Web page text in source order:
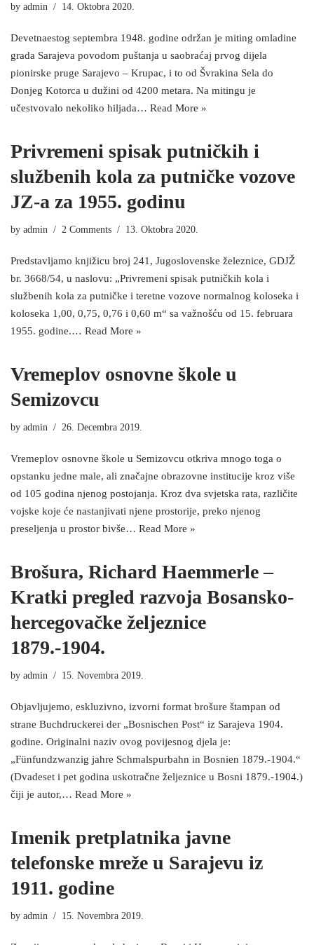
by admin 14. Oktobra 2020.
Devetnaestog septembra 1948. godine održan je miting omladine
grada Sarajeva povodom puštanja u saobraćaj prvog dijela
pionirske pruge Sarajevo – Krupac, i to od Švrakina Sela do
Donjeg Kotorca u dužini od 4200 metara. Na mitingu je
učestvovalo nekoliko hiljada… Read More »
Privremeni spisak putničkih i
službenih kola za putničke vozove
JZ-a za 1955. godinu
by admin 2 Comments 13. Oktobra 2020.
Predstavljamo knjižicu broj 241, Jugoslovenske železnice, GDJŽ
br. 3668/54, u naslovu: „Privremeni spisak putničkih kola i
službenih kola za putničke i teretne vozove normalnog koloseka i
koloseka 1,00, 0,75, 0,76 i 0,60 m“ sa važnošću od 15. februara
1955. godine.… Read More »
Vremeplov osnovne škole u
Semizovcu
by admin 26. Decembra 2019.
Vremeplov osnovne škole u Semizovcu otkriva mnogo toga o
opstanku jedne male, ali značajne obrazovne institucije kroz više
od 105 godina njenog postojanja. Kroz dva svjetska rata, različite
vojske koje će nastanjivati njene prostorije, preko njenog
preseljenja u prostor bivše… Read More »
Brošura, Richard Haemmerle –
Kratki pregled razvoja Bosansko-
hercegovačke željeznice
1879.-1904.
by admin 15. Novembra 2019.
Objavljujemo, eskluzivno, izvorni format brošure štampan od
strane Buchdruckerei der „Bosnischen Post“ iz Sarajeva 1904.
godine. Originalni naziv ovog povijesnog djela je:
„Fünfundzwanzig jahre Schmalspurbahn in Bosnien 1879.-1904.“
(Dvadeset i pet godina uskotračne željeznice u Bosni 1879.-1904.)
čiji je autor,… Read More »
Imenik pretplatnika javne
telefonske mreže u Sarajevu iz
1911. godine
by admin 15. Novembra 2019.